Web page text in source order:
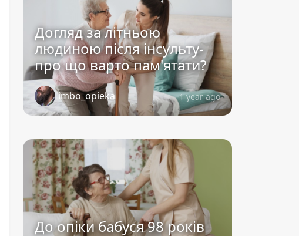
Догляд за літньою
людиною після інсульту-
про що варто пам'ятати?
imbo_opieka 1 year ago
До опіки бабуся 98 років